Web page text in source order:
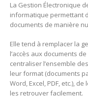
La Gestion Électronique
informatique permettant
documents de manière
Elle tend à remplacer la
l’accès aux documents
centraliser l’ensemble
leur format (documents
Word, Excel, PDF, etc.),
les retrouver facilement.